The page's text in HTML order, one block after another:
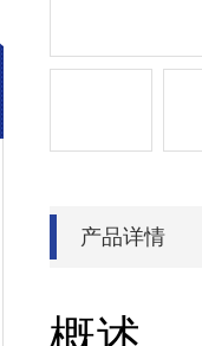
产品详情